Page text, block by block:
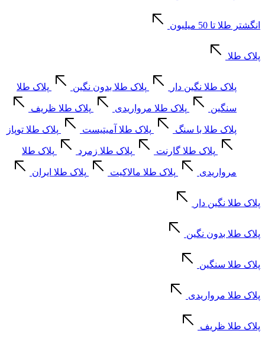
انگشتر طلا تا 50 میلیون
پلاک طلا
پلاک طلا نگین دار پلاک طلا بدون نگین پلاک طلا
سنگین پلاک طلا مرواریدی پلاک طلا ظریف
پلاک طلا با سنگ پلاک طلا آمیتیست پلاک طلا توپاز
پلاک طلا گارنت پلاک طلا زمرد پلاک طلا
مرواریدی پلاک طلا مالاکیت پلاک طلا ایران
پلاک طلا نگین دار
پلاک طلا بدون نگین
پلاک طلا سنگین
پلاک طلا مرواریدی
پلاک طلا ظریف